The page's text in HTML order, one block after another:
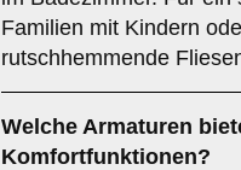
Familien mit Kindern
rutschhemmende
Welche Armaturen
Komfortfunktionen?